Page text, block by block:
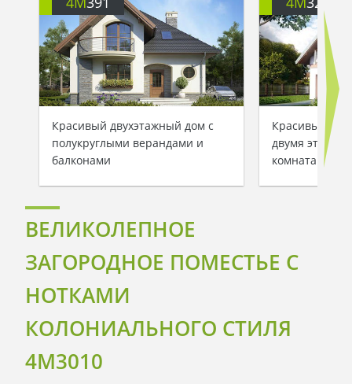
Красивый двухэтажный дом с
полукруглыми верандами и
балконами
Красивый
двумя
комнатами
ВЕЛИКОЛЕПНОЕ
ЗАГОРОДНОЕ ПОМЕСТЬЕ С
НОТКАМИ
КОЛОНИАЛЬНОГО СТИЛЯ
4M3010